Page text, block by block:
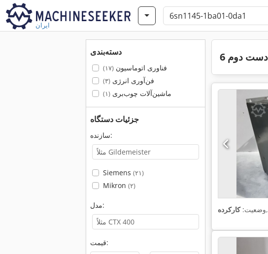
ایران
دسته‌بندی
فناوری اتوماسیون(۱۷)
فن‌آوری انرژی(۳)
ماشین‌آلات چوب‌بری(۱)
جزئیات دستگاه
سازنده:
Siemens (۲۱)
Mikron (۲)
مدل:
قیمت:
وضعیت:کارکرده ,